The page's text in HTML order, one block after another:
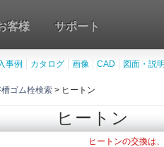
客様 サポート
事例 カタログ 画像 CAD 図面・説
ゴム栓検索> ヒートン
ヒートン
ヒートンの交換は